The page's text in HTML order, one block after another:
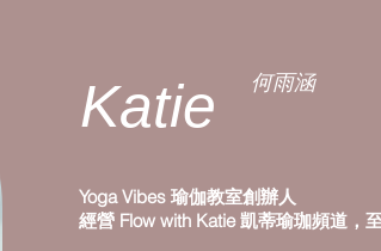
Katie 何雨涵
Yoga Vibes 瑜伽教室創辦人
經營 Flow with Katie 凱蒂瑜珈頻道，